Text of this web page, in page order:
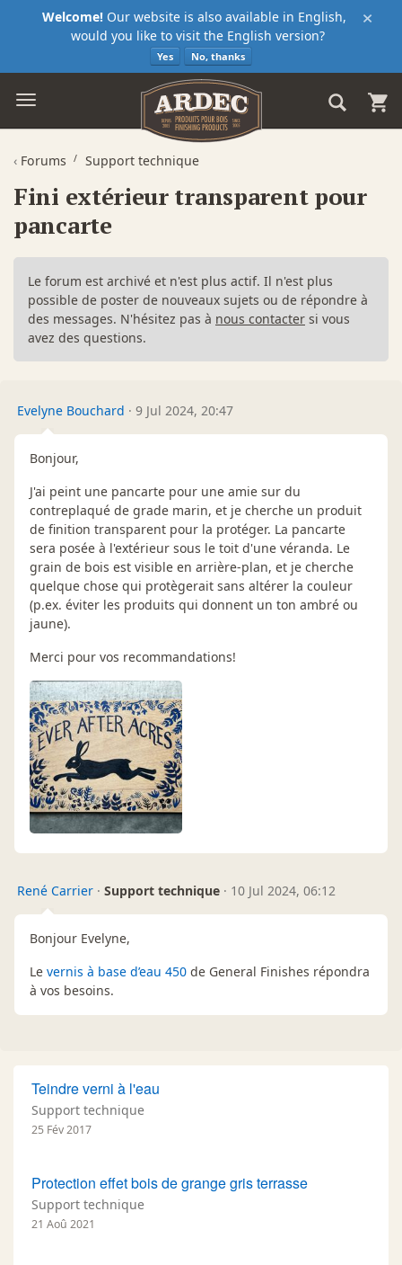
×
Welcome! Our website is also available in English,
would you like to visit the English version?
Yes No, thanks
‹ Forums Support technique
Fini extérieur transparent pour
pancarte
Le forum est archivé et n'est plus actif. Il n'est plus
possible de poster de nouveaux sujets ou de répondre à
des messages. N'hésitez pas à nous contacter si vous
avez des questions.
Evelyne Bouchard · 9 Jul 2024, 20:47
Bonjour,
J'ai peint une pancarte pour une amie sur du
contreplaqué de grade marin, et je cherche un produit
de finition transparent pour la protéger. La pancarte
sera posée à l'extérieur sous le toit d'une véranda. Le
grain de bois est visible en arrière-plan, et je cherche
quelque chose qui protègerait sans altérer la couleur
(p.ex. éviter les produits qui donnent un ton ambré ou
jaune).
Merci pour vos recommandations!
René Carrier · Support technique · 10 Jul 2024, 06:12
Bonjour Evelyne,
Le vernis à base d’eau 450 de General Finishes répondra
à vos besoins.
Teindre verni à l'eau
Support technique
25 Fév 2017
Protection effet bois de grange gris terrasse
Support technique
21 Aoû 2021